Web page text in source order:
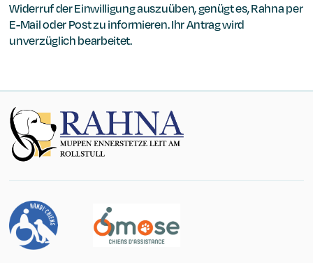
Widerruf der Einwilligung auszuüben, genügt es, Rahna per
E-Mail oder Post zu informieren. Ihr Antrag wird
unverzüglich bearbeitet.